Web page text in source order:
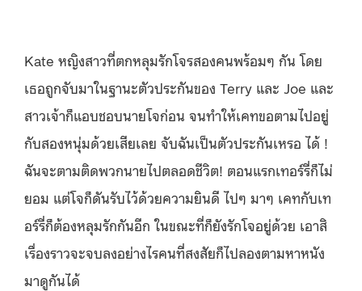
Kate หญิงสาวที่ตกหลุมรักโจรสองคนพร้อมๆ กัน โดย
เธอถูกจับมาในฐานะตัวประกันของ Terry และ Joe และ
สาวเจ้าก็แอบชอบนายโจก่อน จนทำให้เคทขอตามไปอยู่
กับสองหนุ่มด้วยเสียเลย จับฉันเป็นตัวประกันเหรอ ได้ !
ฉันจะตามติดพวกนายไปตลอดชีวิต! ตอนแรกเทอร์รี่ก็ไม่
ยอม แต่โจก็ดันรับไว้ด้วยความยินดี ไปๆ มาๆ เคทกับเท
อร์รี่ก็ต้องหลุมรักกันอีก ในขณะที่ก็ยังรักโจอยู่ด้วย เอาสิ
เรื่องราวจะจบลงอย่างไรคนที่สงสัยก็ไปลองตามหาหนัง
มาดูกันได้